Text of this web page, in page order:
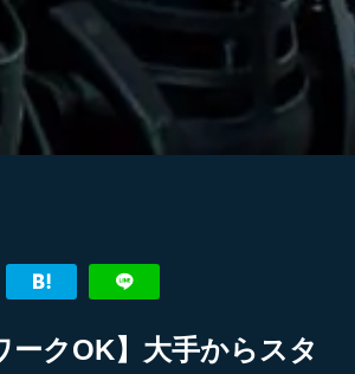
ークOK】大手からスタ